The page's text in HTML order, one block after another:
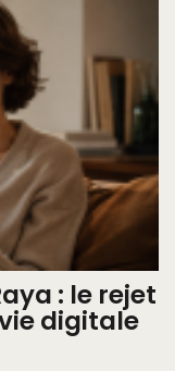
: le rejet
digitale